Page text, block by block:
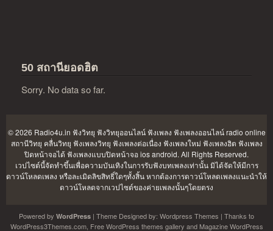
50 สถานียอดฮิต
Sorry. No data so far.
© 2026 Radio4u.in ฟังวิทยุ ฟังวิทยุออนไลน์ ฟังเพลง ฟังเพลงออนไลน์ radio online
สถานีวิทยุ คลื่นวิทยุ ฟังเพลงวิทยุ ฟังเพลงต่อเนื่อง ฟังเพลงใหม่ ฟังเพลงฮิต ฟังเพลง
ปิดหน้าจอได้ ฟังเพลงแบบปิดหน้าจอ ios android. All Rights Reserved.
เวปไซต์นี้จัดทำขึ้นเพื่อความบันเทิงในการรับฟังบทเพลงเท่านั้น มิได้จัดให้มีการ
ดาวน์โหลดเพลง หรือละเมิดลิขสิทธิ์ใดๆทั้งสิ้น หากต้องการดาวน์โหลดเพลงแนะนำให้
ดาวน์โหลดจากเวปไซต์ของค่ายเพลงนั้นๆโดยตรง
Powered by WordPress | Theme Designed by: Wordpress Themes | Thanks to
WordPress3Themes.com, Free WordPress themes gallery and Magazine WordPress